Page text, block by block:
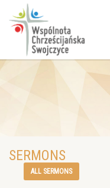
SERMONS
ALL SERMONS